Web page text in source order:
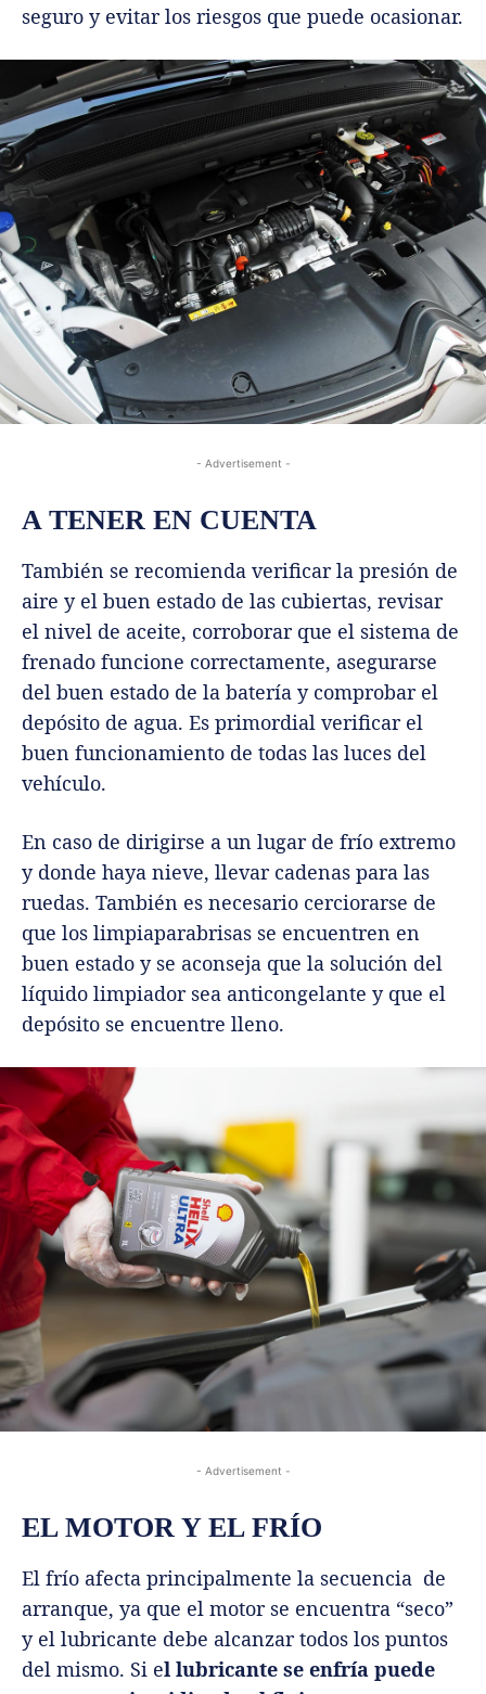
seguro y evitar los riesgos que puede ocasionar.
- Advertisement -
A TENER EN CUENTA
También se recomienda verificar la presión de
aire y el buen estado de las cubiertas, revisar
el nivel de aceite, corroborar que el sistema de
frenado funcione correctamente, asegurarse
del buen estado de la batería y comprobar el
depósito de agua. Es primordial verificar el
buen funcionamiento de todas las luces del
vehículo.
En caso de dirigirse a un lugar de frío extremo
y donde haya nieve, llevar cadenas para las
ruedas. También es necesario cerciorarse de
que los limpiaparabrisas se encuentren en
buen estado y se aconseja que la solución del
líquido limpiador sea anticongelante y que el
depósito se encuentre lleno.
- Advertisement -
EL MOTOR Y EL FRÍO
El frío afecta principalmente la secuencia de
arranque, ya que el motor se encuentra “seco”
y el lubricante debe alcanzar todos los puntos
del mismo. Si el lubricante se enfría puede